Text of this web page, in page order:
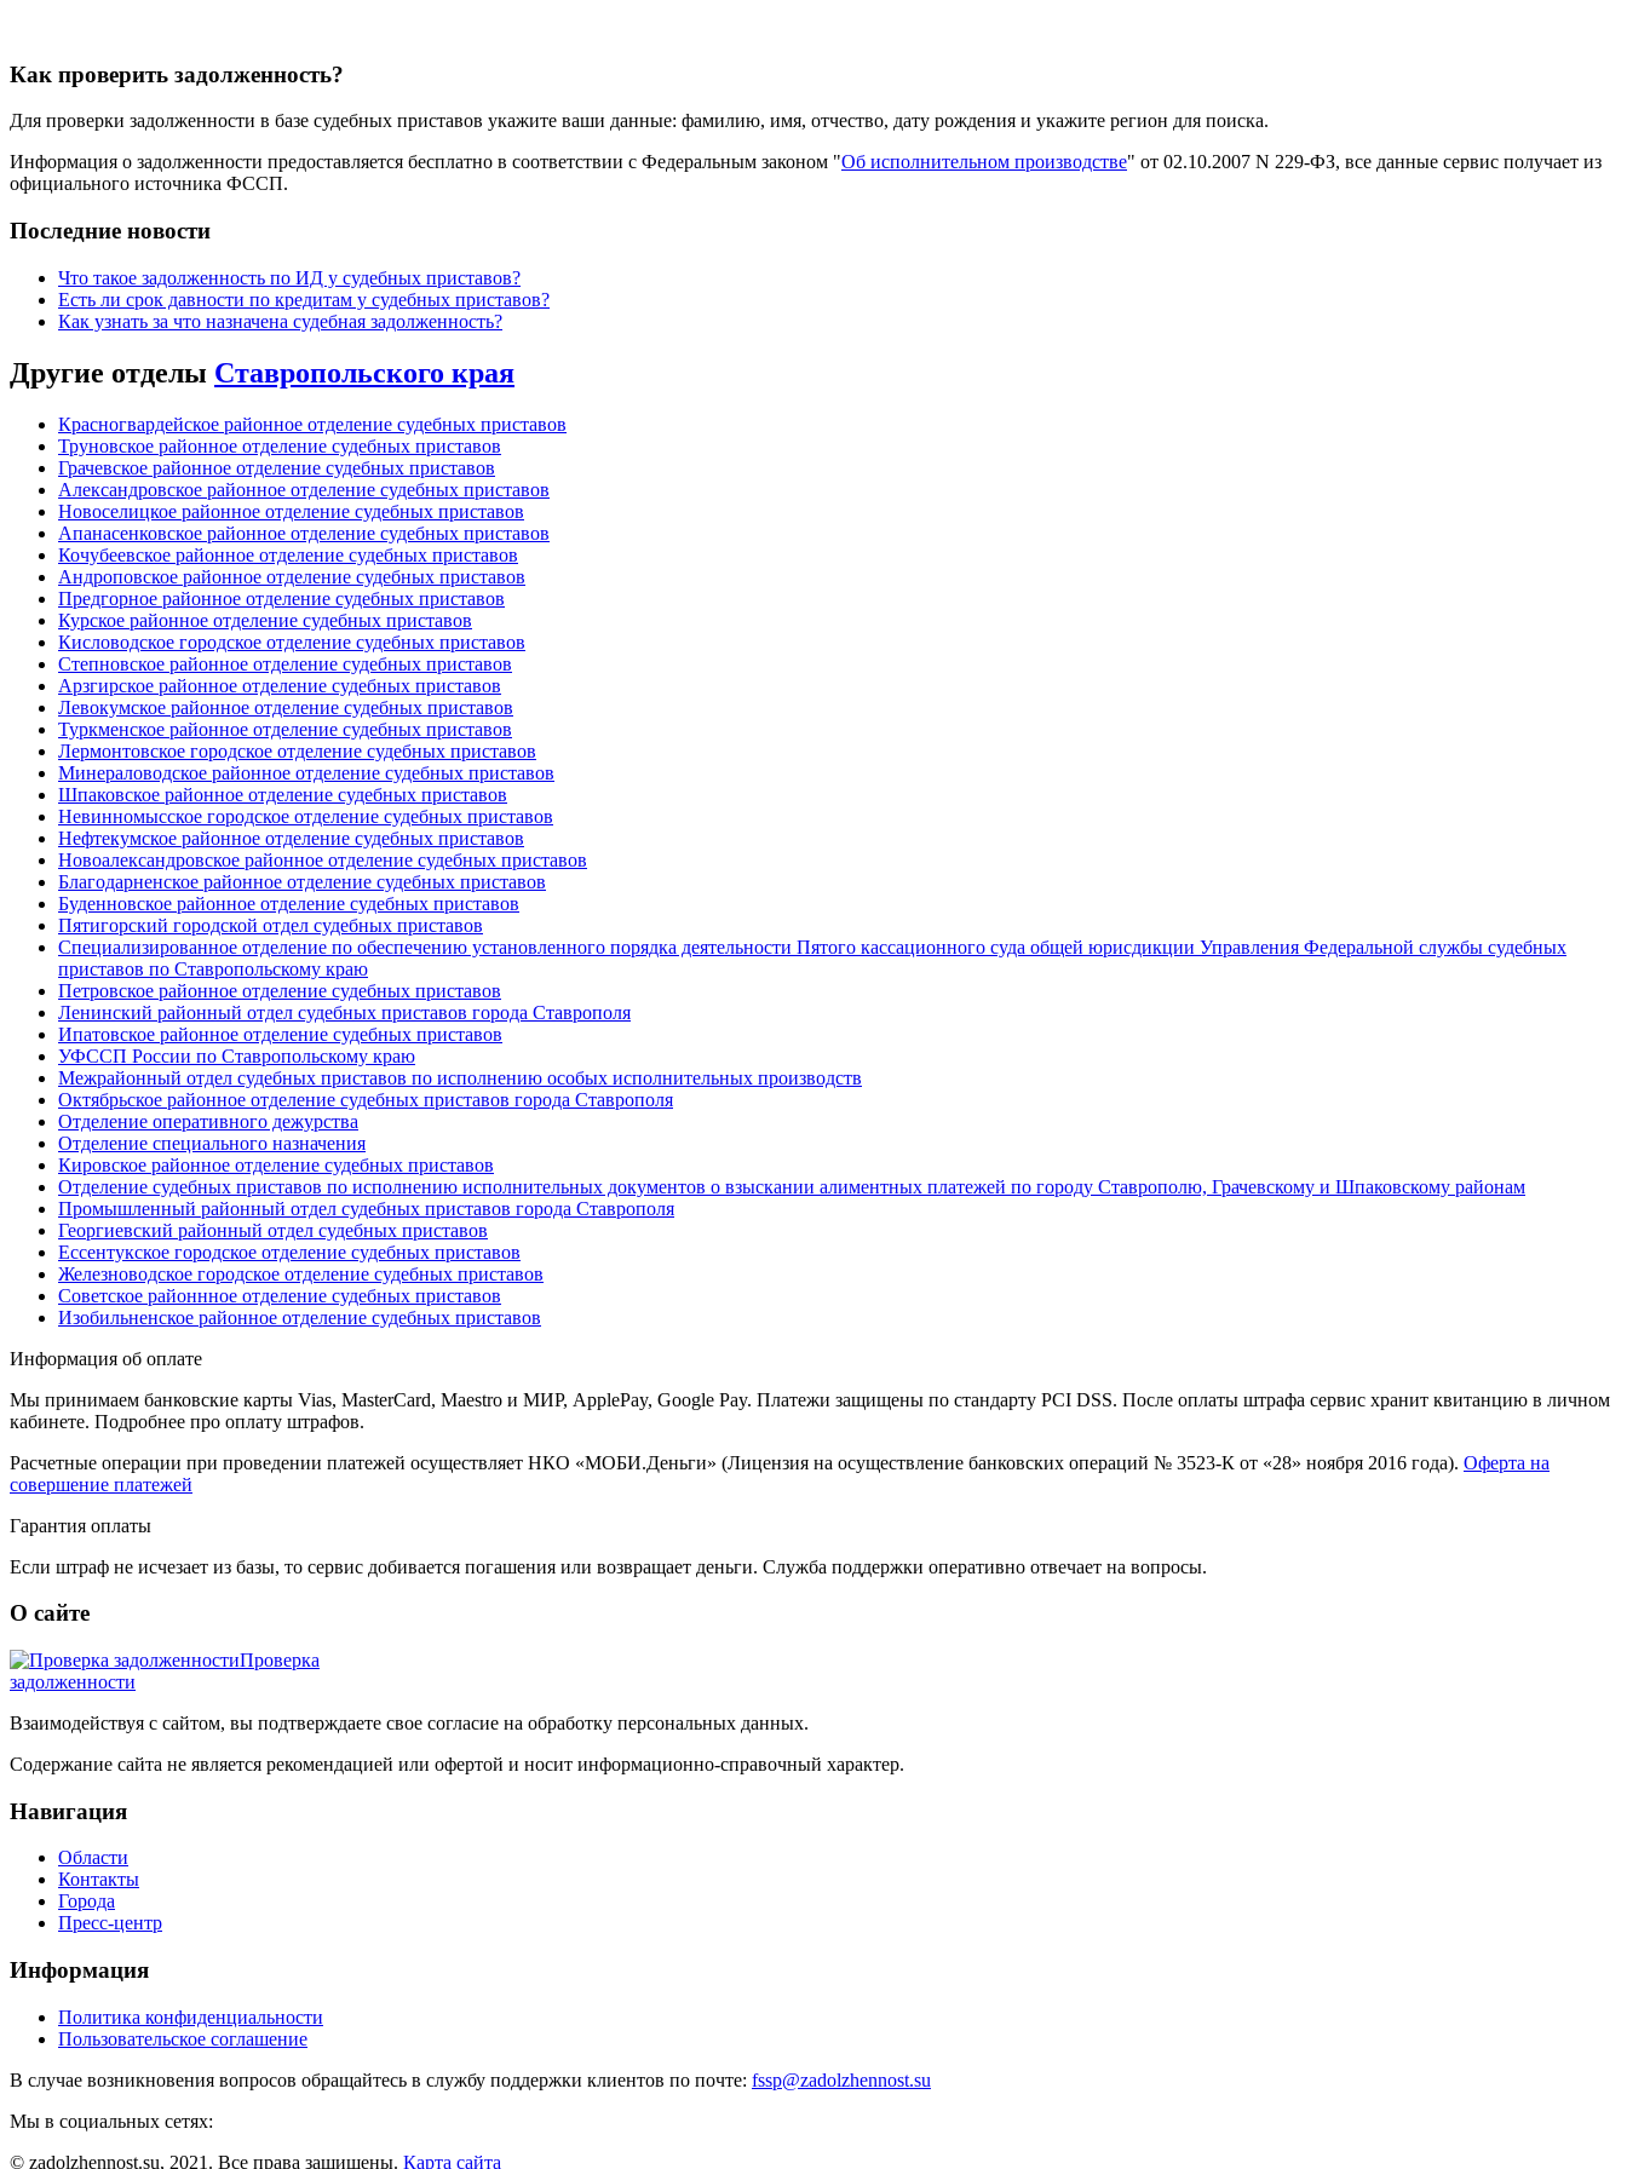
Как проверить задолженность?
Для проверки задолженности в базе судебных приставов укажите ваши данные: фамилию, имя, отчество, дату рождения и укажите регион для поиска.
Информация о задолженности предоставляется бесплатно в соответствии с Федеральным законом "Об исполнительном производстве" от 02.10.2007 N 229-ФЗ, все данные сервис получает из
официального источника ФССП.
Последние новости
Что такое задолженность по ИД у судебных приставов?
Есть ли срок давности по кредитам у судебных приставов?
Как узнать за что назначена судебная задолженность?
Другие отделы Ставропольского края
Красногвардейское районное отделение судебных приставов
Труновское районное отделение судебных приставов
Грачевское районное отделение судебных приставов
Александровское районное отделение судебных приставов
Новоселицкое районное отделение судебных приставов
Апанасенковское районное отделение судебных приставов
Кочубеевское районное отделение судебных приставов
Андроповское районное отделение судебных приставов
Предгорное районное отделение судебных приставов
Курское районное отделение судебных приставов
Кисловодское городское отделение судебных приставов
Степновское районное отделение судебных приставов
Арзгирское районное отделение судебных приставов
Левокумское районное отделение судебных приставов
Туркменское районное отделение судебных приставов
Лермонтовcкое городское отделение судебных приставов
Минераловодское районное отделение судебных приставов
Шпаковское районное отделение судебных приставов
Невинномысское городское отделение судебных приставов
Нефтекумское районное отделение судебных приставов
Новоалександровское районное отделение судебных приставов
Благодарненское районное отделение судебных приставов
Буденновское районное отделение судебных приставов
Пятигорский городской отдел судебных приставов
Специализированное отделение по обеспечению установленного порядка деятельности Пятого кассационного суда общей юрисдикции Управления Федеральной службы судебных
приставов по Ставропольскому краю
Петровское районное отделение судебных приставов
Ленинский районный отдел судебных приставов города Ставрополя
Ипатовское районное отделение судебных приставов
УФССП России по Ставропольскому краю
Межрайонный отдел судебных приставов по исполнению особых исполнительных производств
Октябрьское районное отделение судебных приставов города Ставрополя
Отделение оперативного дежурства
Отделение специального назначения
Кировское районное отделение судебных приставов
Отделение судебных приставов по исполнению исполнительных документов о взыскании алиментных платежей по городу Ставрополю, Грачевскому и Шпаковскому районам
Промышленный районный отдел судебных приставов города Ставрополя
Георгиевский районный отдел судебных приставов
Ессентукское городское отделение судебных приставов
Железноводское городское отделение судебных приставов
Советское районнное отделение судебных приставов
Изобильненское районное отделение судебных приставов
Информация об оплате
Мы принимаем банковские карты Vias, MasterCard, Maestro и МИР, ApplePay, Google Pay. Платежи защищены по стандарту PCI DSS. После оплаты штрафа сервис хранит квитанцию в личном
кабинете. Подробнее про оплату штрафов.
Расчетные операции при проведении платежей осуществляет НКО «МОБИ.Деньги» (Лицензия на осуществление банковских операций № 3523-К от «28» ноября 2016 года). Оферта на
совершение платежей
Гарантия оплаты
Если штраф не исчезает из базы, то сервис добивается погашения или возвращает деньги. Служба поддержки оперативно отвечает на вопросы.
О сайте
Проверка
задолженности
Взаимодействуя с сайтом, вы подтверждаете свое согласие на обработку персональных данных.
Содержание сайта не является рекомендацией или офертой и носит информационно-справочный характер.
Навигация
Области
Контакты
Города
Пресс-центр
Информация
Политика конфиденциальности
Пользовательское соглашение
В случае возникновения вопросов обращайтесь в службу поддержки клиентов по почте: fssp@zadolzhennost.su
Мы в социальных сетях:
© zadolzhennost.su, 2021. Все права защищены. Карта сайта